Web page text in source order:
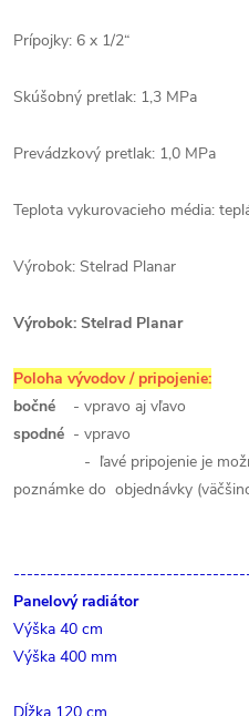
Prípojky: 6 x 1/2“
Skúšobný pretlak: 1,3 MPa
Prevádzkový pretlak: 1,0 MPa
Teplota vykurovacieho média:
Výrobok: Stelrad Planar
Výrobok: Stelrad Planar
Poloha vývodov / pripojenie:
bočné - vpravo aj vľavo
spodné - vpravo
- ľavé pripojenie je možné
poznámke do objednávky
Panelový radiátor
Výška 40 cm
Výška 400 mm